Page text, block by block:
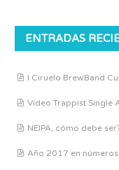
ENTRADAS
I Ciruelo BrewBand
Vídeo Trappist Single
NEIPA, cómo debe
Año 2017 en